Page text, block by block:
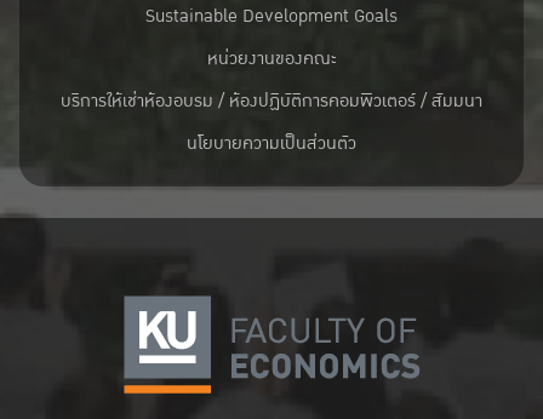
Sustainable Development Goals
หน่วยงานของคณะ
บริการให้เช่าห้องอบรม / ห้องปฏิบัติการคอมพิวเตอร์ / สัมมนา
นโยบายความเป็นส่วนตัว